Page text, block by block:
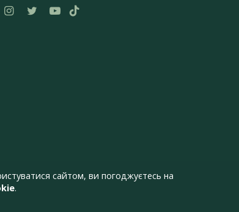
сайтом, ви погоджуєтесь на
.